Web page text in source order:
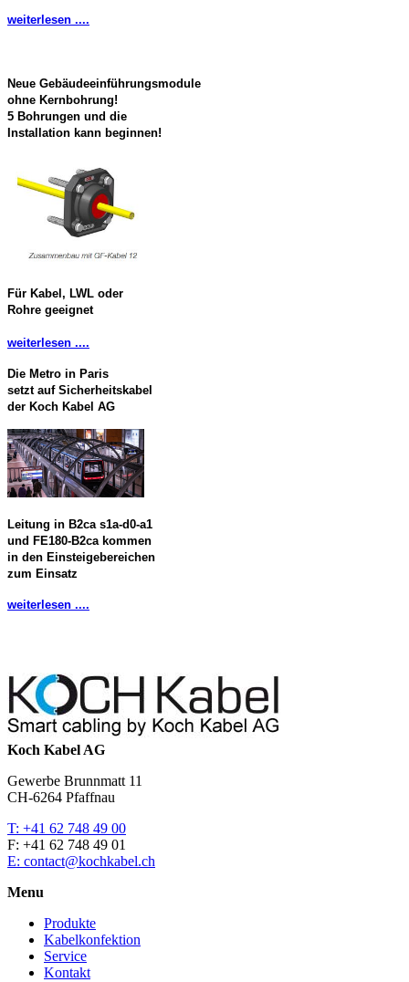
weiterlesen ....
Neue Gebäudeeinführungsmodule
ohne Kernbohrung!
5 Bohrungen und die
Installation kann beginnen!
Für Kabel, LWL oder
Rohre geeignet
weiterlesen ....
Die Metro in Paris
setzt auf Sicherheitskabel
der Koch Kabel AG
Leitung in B2ca s1a-d0-a1
und FE180-B2ca kommen
in den Einsteigebereichen
zum Einsatz
weiterlesen ....
Koch Kabel AG
Gewerbe Brunnmatt 11
CH-6264 Pfaffnau
T: +41 62 748 49 00
F: +41 62 748 49 01
E: contact@kochkabel.ch
Menu
Produkte
Kabelkonfektion
Service
Kontakt